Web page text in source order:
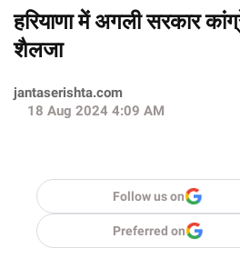
हरियाणा में अगली सरकार
शैलजा
jantaserishta.com
18 Aug 2024 4:09 AM
Follow us on
Preferred on